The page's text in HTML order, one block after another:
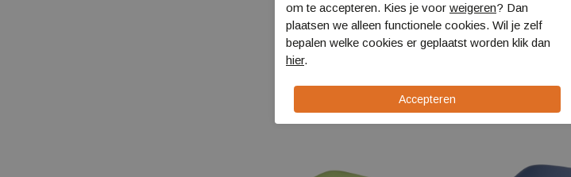
Leki Makalu FX Carbon
LT65620621
€ 194,99
Leki Makalu FX TA
LT65620751
om te accepteren. Kies je voor weigeren? Dan
plaatsen we alleen functionele cookies. Wil je zelf
bepalen welke cookies er geplaatst worden klik dan
hier.